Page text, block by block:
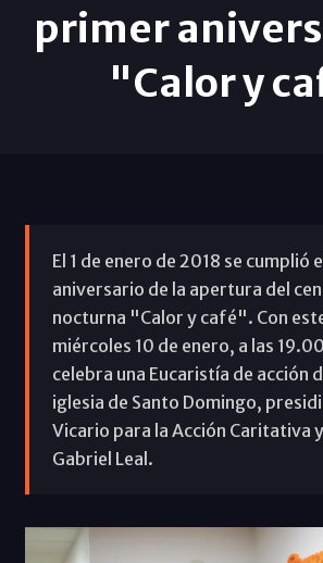
primer
"Calor y
El 1 de enero de 2018 se cumplió
aniversario de la apertura del
nocturna "Calor y café". Con
miércoles 10 de enero, a las
celebra una Eucaristía de acción
iglesia de Santo Domingo,
Vicario para la Acción Caritativa
Gabriel Leal.